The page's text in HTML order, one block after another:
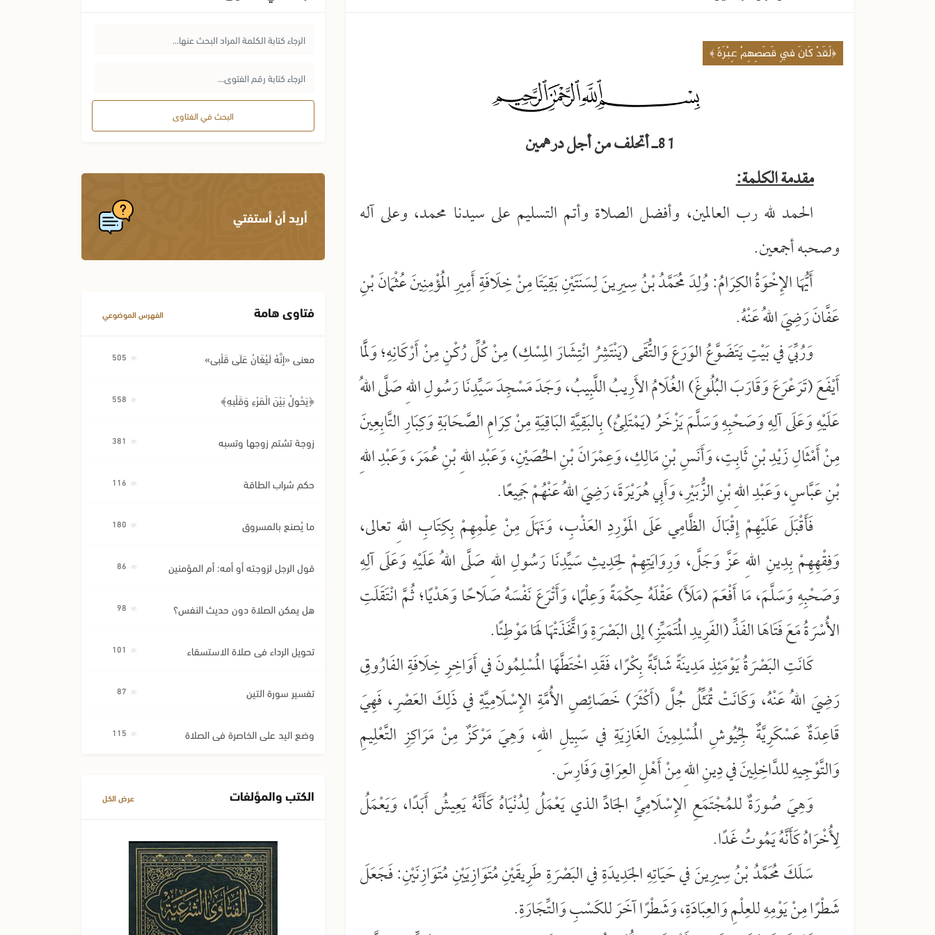
﴿لَقَدْ كَانَ فِي قَصَصِهِمْ عِبْرَةٌ ﴾
81ـ أتحلف من أجل درهمين
مقدمة الكلمة:
الحمد لله رب العالمين، وأفضل الصلاة وأتم التسليم على سيدنا محمد، وعلى آله
وصحبه أجمعين.
أَيُّهَا الإِخْوَةُ الكِرَامُ: وُلِدَ مُحَمَّدُ بْنُ سِيرِينَ لِسَنَتَيْنِ بَقِيَتَا مِنْ خِلَافَةِ أَمِيرِ المُؤْمِنِينَ عُثْمَانَ بْنِ
عَفَّانَ رَضِيَ اللهُ عَنْهُ.
وَرُبِّيَ في بَيْتٍ يَتَضَوَّعُ الوَرَعَ وَالتُّقَى (يَنْتَشِرُ انْتِشَارَ المِسْكِ) مِنْ كُلِّ رُكْنٍ مِنْ أَرْكَانِهِ؛ وَلَمَّا
أَيْفَعَ (تَرَعْرَعَ وَقَارَبَ البُلُوغَ) الغُلَامُ الأَرِيبُ اللَّبِيبُ، وَجَدَ مَسْجِدَ سَيِّدِنَا رَسُولِ اللهِ صَلَّى اللهُ
عَلَيْهِ وَعَلَى آلِهِ وَصَحْبِهِ وَسَلَّمَ يَزْخَرُ (يَمْتَلِئُ) بِالبَقِيَّةِ البَاقِيَةِ مِنْ كِرَامِ الصَّحَابَةِ وَكِبَارِ التَّابِعِينَ
مِنْ أَمْثَالِ زَيْدِ بْنِ ثَابِتٍ، وَأَنَسِ بْنِ مَالِكٍ، وَعِمْرَانَ بْنِ الحُصَيْنِ، وَعَبْدِ اللهِ بْنِ عُمَرَ، وَعَبْدِ اللهِ
بْنِ عَبَّاسٍ، وَعَبْدِ اللهِ بْنِ الزُّبَيْرِ، وَأَبِي هُرَيْرَةَ، رَضِيَ اللهُ عَنْهُمْ جَمِيعًا.
فَأَقْبَلَ عَلَيْهِمْ إِقْبَالَ الظَّامِي عَلَى المَوْرِدِ العَذْبِ، وَنَهَلَ مِنْ عِلْمِهِمْ بِكِتَابِ اللهِ تعالى،
وَفِقْهِهِمْ بِدِينِ اللهِ عَزَّ وَجَلَّ، وَرِوَايَتِهِمْ لِحَدِيثِ سَيِّدِنَا رَسُولِ اللهِ صَلَّى اللهُ عَلَيْهِ وَعَلَى آلِهِ
وَصَحْبِهِ وَسَلَّمَ، مَا أَفْعَمَ (مَلَأَ) عَقْلَهُ حِكْمَةً وَعِلْمًا، وَأَتْرَعَ نَفْسَهُ صَلَاحًا وَهَدْيًا؛ ثُمَّ انْتَقَلَتِ
الأُسْرَةُ مَعَ فَتَاهَا الفَذِّ (الفَرِيدِ المُتَمَيِّزِ) إلى البَصْرَةِ وَاتَّخَذَتْهَا لَهَا مَوْطِنًا.
كَانَتِ البَصْرَةُ يَوْمَئِذٍ مَدِينَةً شَابَّةً بِكْرًا، فَقَدِ اخْتَطَّهَا المُسْلِمُونَ في أَوَاخِرِ خِلَافَةِ الفَارُوقِ
رَضِيَ اللهُ عَنْهُ، وَكَانَتْ تُمَثِّلُ جُلَّ (أَكْثَرَ) خَصَائِصِ الأُمَّةِ الإِسْلَامِيَّةِ في ذَلِكَ العَصْرِ، فَهِيَ
قَاعِدَةٌ عَسْكَرِيَّةٌ لِجُيُوشِ المُسْلِمِينَ الغَازِيَةِ في سَبِيلِ اللهِ، وَهِيَ مَرْكَزٌ مِنْ مَرَاكِزِ التَّعْلِيمِ
وَالتَّوْجِيهِ للدَّاخِلِينَ في دِينِ اللهِ مِنْ أَهْلِ العِرَاقِ وَفَارِسَ.
وَهِيَ صُورَةٌ للمُجْتَمَعِ الإِسْلَامِيِّ الجَادِّ الذي يَعْمَلُ لِدُنْيَاهُ كَأَنَّهُ يَعِيشُ أَبَدًا، وَيَعْمَلُ
لِأُخْرَاهُ كَأَنَّهُ يَمُوتُ غَدًا.
سَلَكَ مُحَمَّدُ بْنُ سِيرِينَ في حَيَاتِهِ الجَدِيدَةِ في البَصْرَةِ طَرِيقَيْنِ مُتَوَازِيَيْنِ مُتَوَازِنَيْنِ: فَجَعَلَ
شَطْرًا مِنْ يَوْمِهِ للعِلْمِ وَالعِبَادَةِ، وَشَطْرًا آخَرَ للكَسْبِ وَالتِّجَارَةِ.
البحث في الفتاوى
أريد أن أستفتي
فتاوى هامة الفهرس الموضوعي
معنى «إِنَّهُ لَيُغَانُ عَلَى قَلْبِي»
﴿يَحُولُ بَيْنَ الْمَرْءِ وَقَلْبِهِ﴾
زوجة تشتم زوجها وتسبه
حكم شراب الطاقة
ما يُصنع بالمسروق
قول الرجل لزوجته أو أمه: أم المؤمنين
هل يمكن الصلاة دون حديث النفس؟
تحويل الرداء في صلاة الاستسقاء
تفسير سورة التين
وضع اليد على الخاصرة في الصلاة
الكتب والمؤلفات عرض الكل